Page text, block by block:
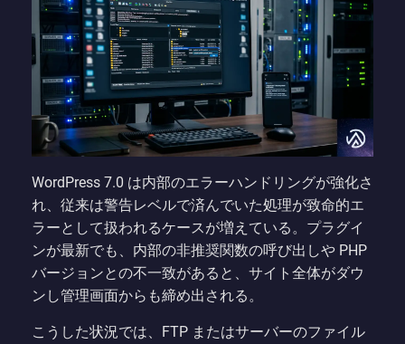
WordPress 7.0 は内部のエラーハンドリングが強化さ
れ、従来は警告レベルで済んでいた処理が致命的エ
ラーとして扱われるケースが増えている。プラグイ
ンが最新でも、内部の非推奨関数の呼び出しや PHP
バージョンとの不一致があると、サイト全体がダウ
ンし管理画面からも締め出される。
こうした状況では、FTP またはサーバーのファイル